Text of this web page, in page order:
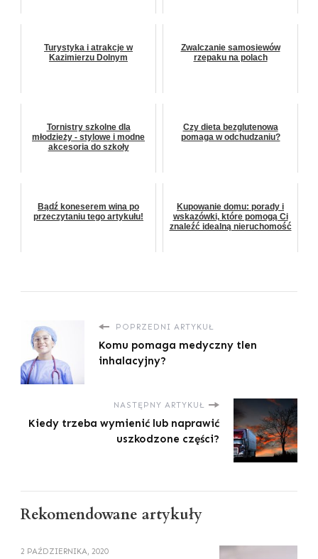
Turystyka i atrakcje w
Kazimierzu Dolnym
Zwalczanie samosiewów
rzepaku na polach
Tornistry szkolne dla
młodzieży - stylowe i modne
akcesoria do szkoły
Czy dieta bezglutenowa
pomaga w odchudzaniu?
Bądź koneserem wina po
przeczytaniu tego artykułu!
Kupowanie domu: porady i
wskazówki, które pomogą Ci
znaleźć idealną nieruchomość
POPRZEDNI ARTYKUŁ
Komu pomaga medyczny tlen
inhalacyjny?
NASTĘPNY ARTYKUŁ
Kiedy trzeba wymienić lub naprawić
uszkodzone części?
Rekomendowane artykuły
2 PAŹDZIERNIKA, 2020